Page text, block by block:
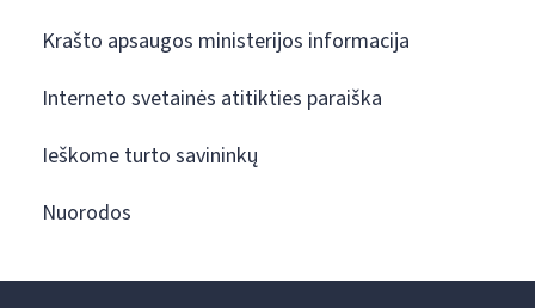
Krašto apsaugos ministerijos informacija
Interneto svetainės atitikties paraiška
Ieškome turto savininkų
Nuorodos